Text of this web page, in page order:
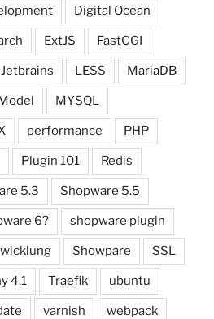
Digital Ocean
ExtJS FastCGI
Jetbrains LESS MariaDB
MYSQL
performance PHP
Plugin 101 Redis
5.3 Shopware 5.5
6? shopware plugin
Showpare SSL
4.1 Traefik ubuntu
varnish webpack